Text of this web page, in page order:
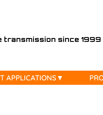
transmission since 1999
APPLICATIONS